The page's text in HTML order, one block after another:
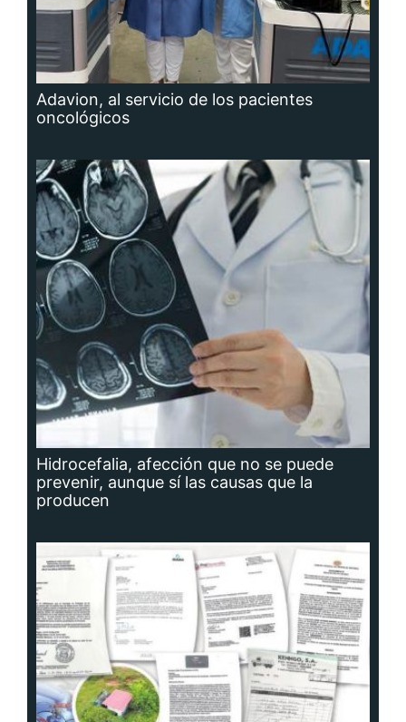
Adavion, al servicio de los pacientes
oncológicos
Hidrocefalia, afección que no se puede
prevenir, aunque sí las causas que la
producen